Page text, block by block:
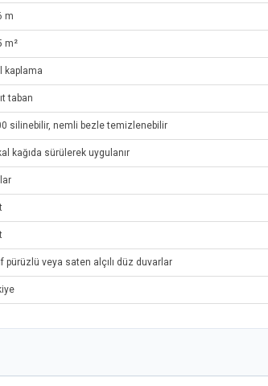
m
m²
kaplama
taban
silinebilir, nemli bezle temizlenebilir
kağıda sürülerek uygulanır
pürüzlü veya saten alçılı düz duvarlar